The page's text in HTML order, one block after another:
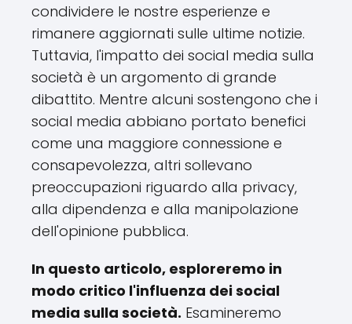
condividere le nostre esperienze e
rimanere aggiornati sulle ultime notizie.
Tuttavia, l'impatto dei social media sulla
società è un argomento di grande
dibattito. Mentre alcuni sostengono che i
social media abbiano portato benefici
come una maggiore connessione e
consapevolezza, altri sollevano
preoccupazioni riguardo alla privacy,
alla dipendenza e alla manipolazione
dell'opinione pubblica.
In questo articolo, esploreremo in
modo critico l'influenza dei social
media sulla società. Esamineremo